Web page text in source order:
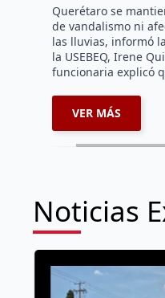
Querétaro se
de vandalismo ni
las lluvias, informó
la USEBEQ, Irene
funcionaria explicó
VER MÁS
Noticias